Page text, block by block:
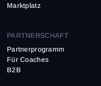
Marktplatz
PARTNERSCHAFT
Partnerprogramm
Für Coaches
B2B